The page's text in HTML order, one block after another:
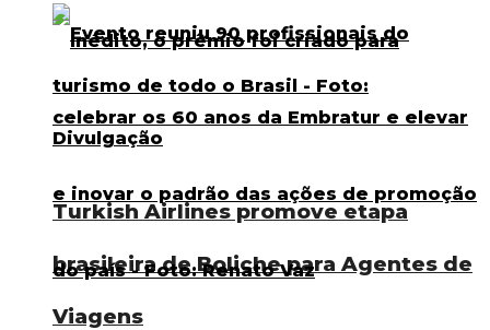
Turkish Airlines promove etapa
brasileira de Boliche para Agentes de
Viagens